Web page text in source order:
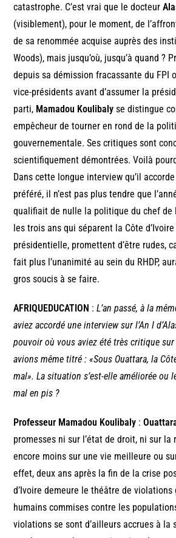
catastrophe. C’est vrai que le docteur
(visiblement), pour le moment, de
de sa renommée acquise auprès des
Woods), mais jusqu’où, jusqu’à quand ?
depuis sa démission fracassante du FPI
vice-présidents avant d’assumer la
parti, Mamadou Koulibaly se distingue
empêcheur de tourner en rond de la
gouvernementale. Ses critiques sont
scientifiquement démontrées. Voilà
Dans cette longue interview qu’il
préféré, il n’est pas plus tendre que
qualifiait de nulle la politique du chef de
les trois ans qui séparent la Côte d’Ivoire
présidentielle, promettent d’être rudes,
fait plus l’unanimité au sein du RHDP,
gros soucis à se faire.
AFRIQUEDUCATION :L’an passé, à la
aviez accordé une interview sur l’An I
pouvoir où vous aviez été très critique
avions même titré : «Sous Ouattara, la
mal». La situation s’est-elle améliorée ou
mal en pis ?
Professeur Mamadou Koulibaly :
promesses ni sur l’état de droit, ni sur
encore moins sur une vie meilleure ou
effet, deux ans après la fin de la crise
d’Ivoire demeure le théâtre de
humains commises contre les
violations se sont d’ailleurs accrues à la